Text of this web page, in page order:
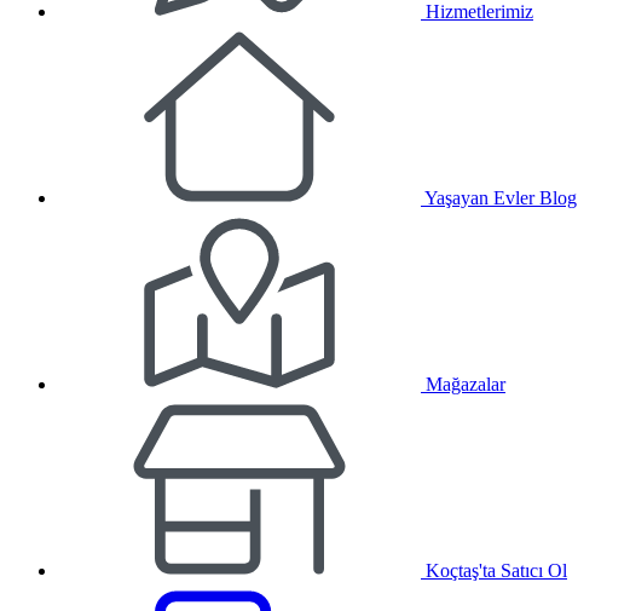
Hizmetlerimiz
Yaşayan Evler Blog
Mağazalar
Koçtaş'ta Satıcı Ol